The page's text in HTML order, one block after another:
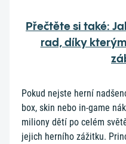
Přečtěte si také:
rad, díky
Pokud nejste herní
box, skin nebo in-game
miliony dětí po celém
jejich herního zážitku.